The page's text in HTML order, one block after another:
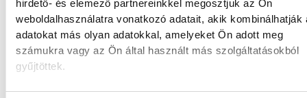
hirdető- és elemező partnereinkkel megosztjuk az Ön
weboldalhasználatra vonatkozó adatait, akik kombinálhatják
adatokat más olyan adatokkal, amelyeket Ön adott meg
számukra vagy az Ön által használt más szolgáltatásokból
gyűjtöttek.
elköszönt Veszprémtől
Érzelmekben és gólokban gazdag
gálamérkőzést láthatott a veszprémi
péntek este. A One Veszprém idénybeli